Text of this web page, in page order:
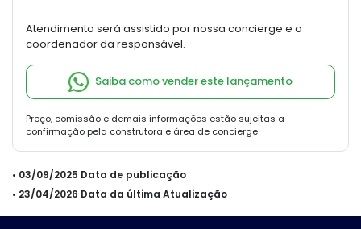
Atendimento será assistido por nossa concierge e o
coordenador da responsável.
Saiba como vender este lançamento
Preço, comissão e demais informações estão sujeitas a
confirmação pela construtora e área de concierge
• 03/09/2025 Data de publicação
• 23/04/2026 Data da última Atualização